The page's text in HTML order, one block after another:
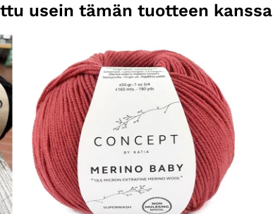
usein tämän tuotteen kanssa